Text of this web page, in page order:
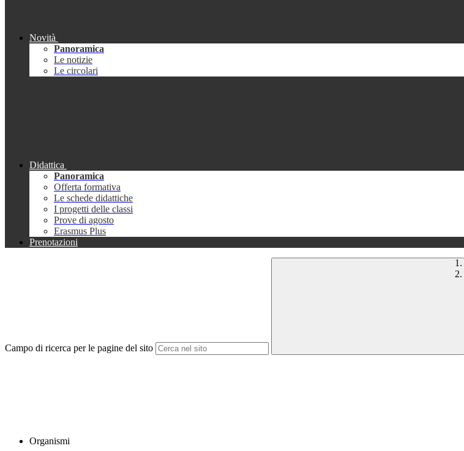
Novità
Panoramica
Le notizie
Le circolari
Didattica
Panoramica
Offerta formativa
Le schede didattiche
I progetti delle classi
Prove di agosto
Erasmus Plus
Prenotazioni
Campo di ricerca per le pagine del sito
Organismi